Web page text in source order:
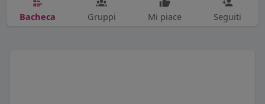
Bacheca Gruppi Mi piace Seguiti